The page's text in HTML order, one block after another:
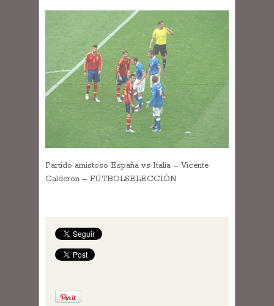
Partido amistoso España vs Italia – Vicente
Calderón – FÚTBOLSELECCIÓN